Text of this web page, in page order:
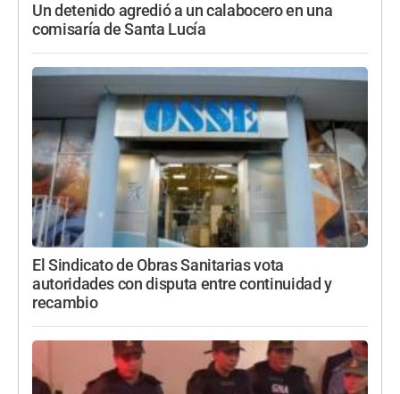
Un detenido agredió a un calabocero en una
comisaría de Santa Lucía
El Sindicato de Obras Sanitarias vota
autoridades con disputa entre continuidad y
recambio